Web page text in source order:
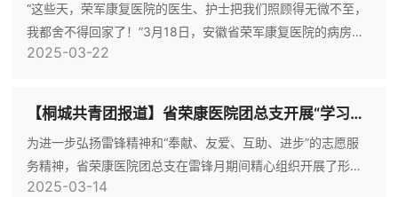
我们把手里的活忙好了，才能更好地服务这些为国防作出贡献
的英雄以及地方人
“这些天，荣军康复医院的医生、护士把我们照顾得无微不至，
我都舍不得回家了！”3月18日，安徽省荣军康复医院的病房里
洋溢着欢声笑语。笑声源自来自安徽省铜陵市的一群特殊客
相聚在安徽省荣军康复医院，共同开启了一段充实且温馨的短
期疗养之旅。疗养期间，医院精心安排了健康体检，组织了棋
牌比赛、红
2025-03-22
【桐城共青团报道】省荣康医院团总支开展“学习雷锋精神 争做时代新人”系列活动
为进一步弘扬雷锋精神和“奉献、友爱、互助、进步”的志愿服
务精神，省荣康医院团总支在雷锋月期间精心组织开展了形式
多样的学雷锋活动，用实际行动传承和践行雷锋精神。“爱心义
2025-03-14